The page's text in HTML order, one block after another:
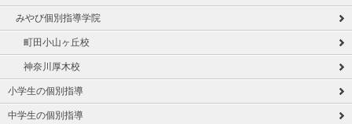
みやび個別指導学院
町田小山ヶ丘校
神奈川厚木校
小学生の個別指導
中学生の個別指導